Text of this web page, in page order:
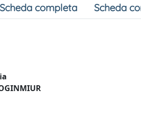
Scheda completa Scheda